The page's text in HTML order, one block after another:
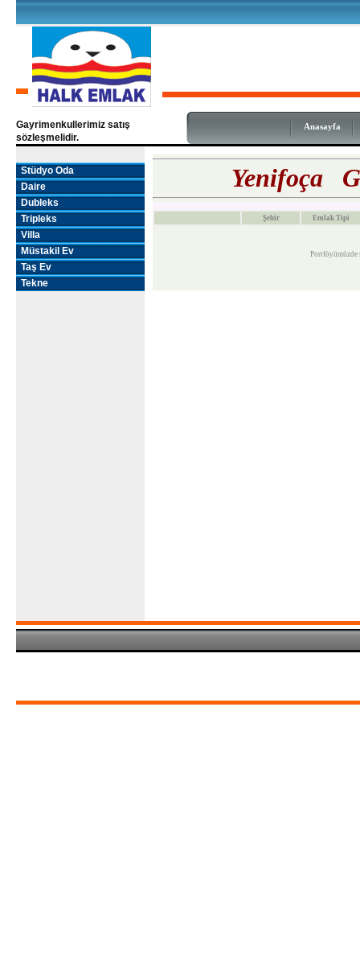
Gayrimenkullerimiz satış
sözleşmelidir.
Anasayfa
Stüdyo Oda
Daire
Dubleks
Tripleks
Villa
Müstakil Ev
Taş Ev
Tekne
Yenifoça
Şehir Emlak Tipi
Portföyümüzde